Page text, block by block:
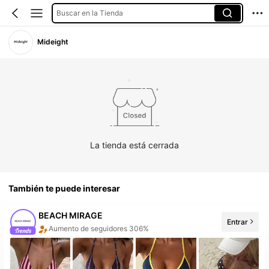
Buscar en la Tienda
Mideight
La tienda está cerrada
También te puede interesar
BEACH MIRAGE
Aumento de seguidores 306%
Entrar